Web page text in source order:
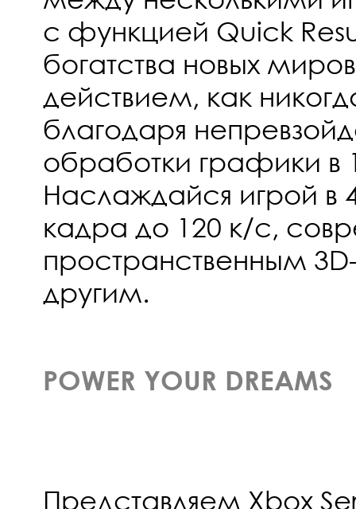
с функцией Quick
богатства новых
действием, как
благодаря
обработки графики в
Наслаждайся игрой в
кадра до 120 к/с,
пространственным
другим.
POWER YOUR DREAMS
Представляем Xbox